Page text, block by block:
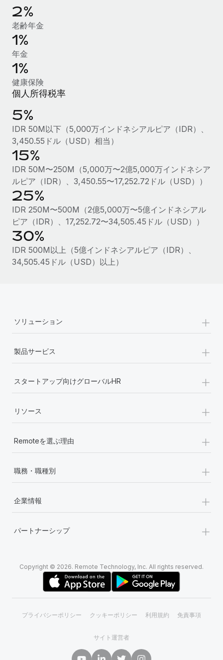
福利厚生
従業員の福利厚生を簡単に管理
ブログ
Remoteの製品アップデート：GustoとXeroの統合お
よびContractor Management Plus（契約社員管理
プラス）
Remoteの使命は、世界のどこにいても、あらゆる規模の企業が
業務に最適な人材を採用し、管理し、給与を支給できるようにす
ることです。この数週間で、新しい統合、機能、改良点をリリー
詳細を見る
給与詐欺：種類、事例、ビジネスを守る方法
給与, 賃金は詐欺の特に魅力的な標的です。多額の資金がシステ
ム間で頻繁に移動しているためです。このため、自社のビジネス
を保護することは極めて重要です。...
詳細を見る
2%
老齢年金
1%
年金
1%
健康保険
個人所得税率
5%
IDR 50M以下（5,000万インドネシアルピア（IDR）、
3,450.55ドル（USD）相当）
15%
IDR 50M〜250M（5,000万〜2億5,000万インドネシア
ルピア（IDR）、3,450.55〜17,252.72ドル（USD））
25%
IDR 250M〜500M（2億5,000万〜5億インドネシアル
ピア（IDR）、17,252.72〜34,505.45ドル（USD））
30%
IDR 500M以上（5億インドネシアルピア（IDR）、
34,505.45ドル（USD）以上）
ソリューション +
製品サービス +
スタートアップ向けグローバルHR +
リソース +
Remoteを選ぶ理由 +
職務・職種別 +
企業情報 +
パートナーシップ +
Copyright © 2026. Remote Technology, Inc. All rights reserved.
プライバシーポリシー クッキーポリシー 利用規約 免責事項
サイト運営者